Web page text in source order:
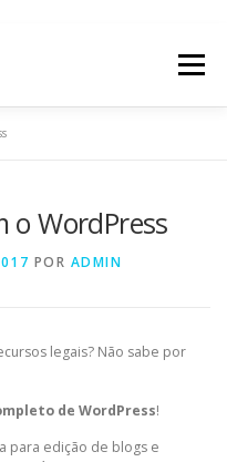
Menu
TIME / TEAM
o WordPress
POR ADMIN
legais? Não sabe por
de WordPress!
para edição de blogs e